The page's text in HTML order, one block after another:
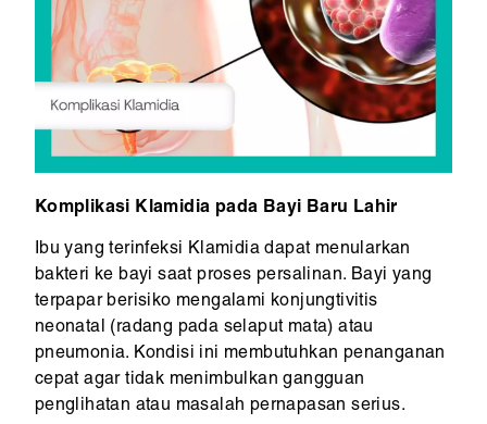
Komplikasi Klamidia pada Bayi Baru Lahir
Ibu yang terinfeksi Klamidia dapat menularkan
bakteri ke bayi saat proses persalinan. Bayi yang
terpapar berisiko mengalami konjungtivitis
neonatal (radang pada selaput mata) atau
pneumonia. Kondisi ini membutuhkan penanganan
cepat agar tidak menimbulkan gangguan
penglihatan atau masalah pernapasan serius.